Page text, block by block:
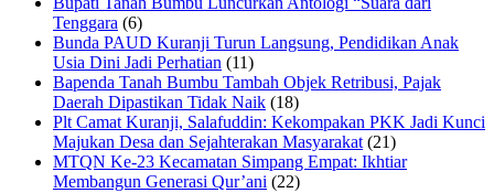
Tenggara (6)
Bunda PAUD Kuranji Turun Langsung, Pendidikan Anak
Usia Dini Jadi Perhatian (11)
Bapenda Tanah Bumbu Tambah Objek Retribusi, Pajak
Daerah Dipastikan Tidak Naik (18)
Plt Camat Kuranji, Salafuddin: Kekompakan PKK Jadi Kunci
Majukan Desa dan Sejahterakan Masyarakat (21)
MTQN Ke-23 Kecamatan Simpang Empat: Ikhtiar
Membangun Generasi Qur’ani (22)